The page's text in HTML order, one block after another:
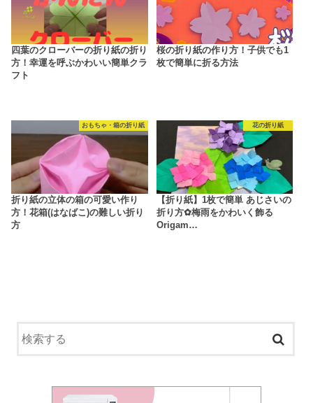
四葉のクローバーの折り紙の折り
方！幸運を呼ぶかわいい簡単クラ
フト
桜の折り紙の作り方！子供でも1
枚で簡単に折る方法
おもちゃ・箱の折り紙
折り紙の立体の箱の可愛い作り
方！花箱(はなばこ)の難しい折り
方
花の折り紙
【折り紙】1枚で簡単 あじさいの
折り方✿梅雨をかわいく飾る
Origam…